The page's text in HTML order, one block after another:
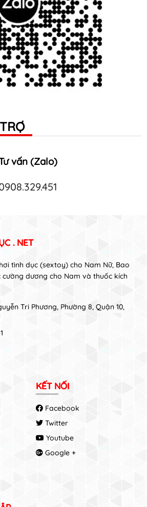
vấn (Zalo)
. NET
tình dục (sextoy) cho Nam Nữ, Bao
dương cho Nam và thuốc kích
Tri Phương, Phường 8, Quận 10,
KẾT NỐI
Facebook
Twitter
Youtube
Google +